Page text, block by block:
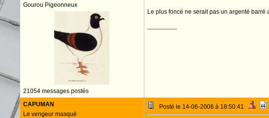
Gourou Pigeonneux
21054 messages postés
Le plus foncé ne serait pas un argenté barré
--------------------
CAPUMAN
Le vengeur masqué
Posté le 14-06-2006 à 18:50:41